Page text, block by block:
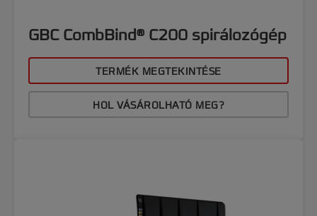
GBC CombBind® C200 spirálozógép
TERMÉK MEGTEKINTÉSE
HOL VÁSÁROLHATÓ MEG?